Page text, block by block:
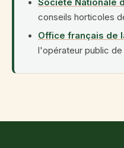
Société Nationale
conseils horticoles
Office français de
l'opérateur public